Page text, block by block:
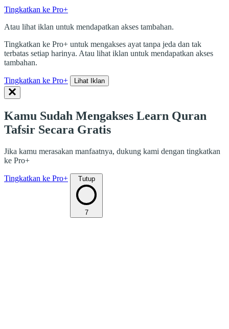
Tingkatkan ke Pro+
Atau lihat iklan untuk mendapatkan akses tambahan.
Tingkatkan ke Pro+ untuk mengakses ayat tanpa jeda dan tak
terbatas setiap harinya. Atau lihat iklan untuk mendapatkan akses
tambahan.
Tingkatkan ke Pro+ Lihat Iklan
Kamu Sudah Mengakses Learn Quran
Tafsir Secara Gratis
Jika kamu merasakan manfaatnya, dukung kami dengan tingkatkan
ke Pro+
Tingkatkan ke Pro+ Tutup
7